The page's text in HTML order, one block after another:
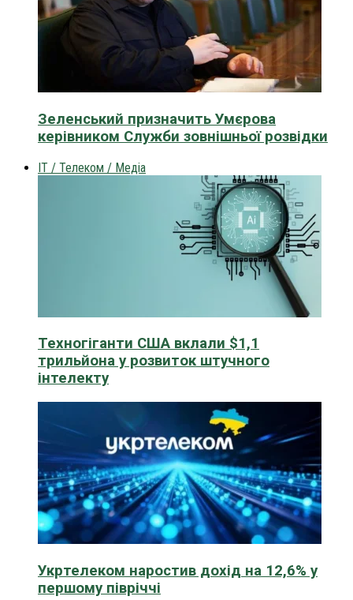
Зеленський призначить Умєрова
керівником Служби зовнішньої розвідки
IT / Телеком / Медіа
Техногіганти США вклали $1,1
трильйона у розвиток штучного
інтелекту
Укртелеком наростив дохід на 12,6% у
першому півріччі